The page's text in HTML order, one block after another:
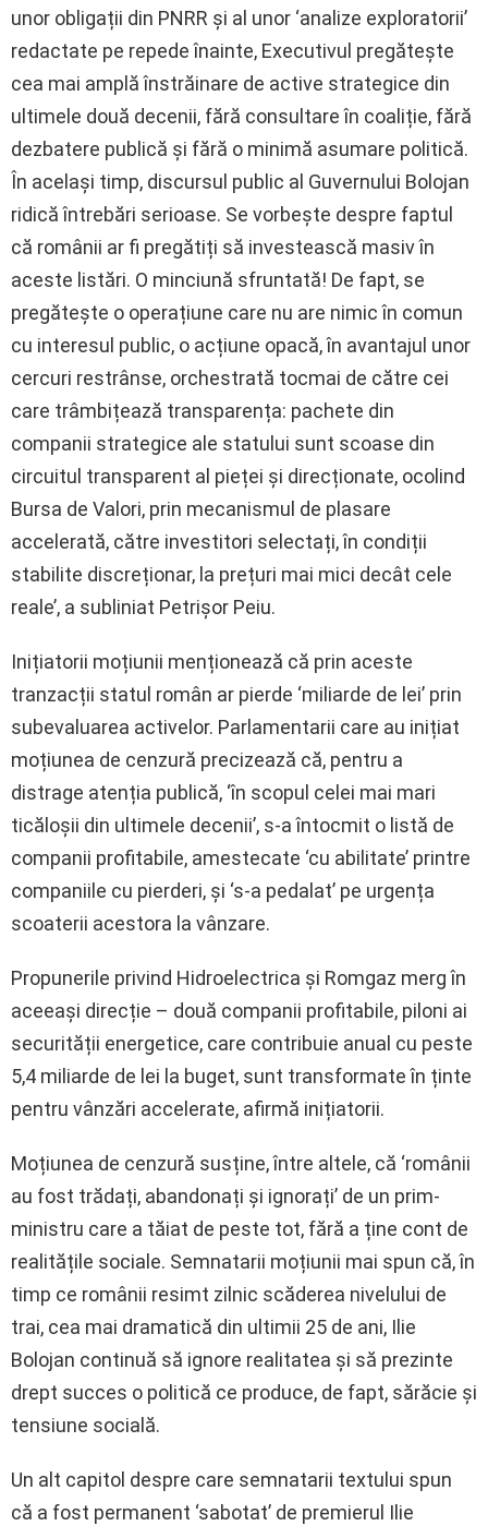
unor obligații din PNRR și al unor ‘analize exploratorii’
redactate pe repede înainte, Executivul pregătește
cea mai amplă înstrăinare de active strategice din
ultimele două decenii, fără consultare în coaliție, fără
dezbatere publică și fără o minimă asumare politică.
În același timp, discursul public al Guvernului Bolojan
ridică întrebări serioase. Se vorbește despre faptul
că românii ar fi pregătiți să investească masiv în
aceste listări. O minciună sfruntată! De fapt, se
pregătește o operațiune care nu are nimic în comun
cu interesul public, o acțiune opacă, în avantajul unor
cercuri restrânse, orchestrată tocmai de către cei
care trâmbițează transparența: pachete din
companii strategice ale statului sunt scoase din
circuitul transparent al pieței și direcționate, ocolind
Bursa de Valori, prin mecanismul de plasare
accelerată, către investitori selectați, în condiții
stabilite discreționar, la prețuri mai mici decât cele
reale’, a subliniat Petrișor Peiu.
Inițiatorii moțiunii menționează că prin aceste
tranzacții statul român ar pierde ‘miliarde de lei’ prin
subevaluarea activelor. Parlamentarii care au inițiat
moțiunea de cenzură precizează că, pentru a
distrage atenția publică, ‘în scopul celei mai mari
ticăloșii din ultimele decenii’, s-a întocmit o listă de
companii profitabile, amestecate ‘cu abilitate’ printre
companiile cu pierderi, și ‘s-a pedalat’ pe urgența
scoaterii acestora la vânzare.
Propunerile privind Hidroelectrica și Romgaz merg în
aceeași direcție – două companii profitabile, piloni ai
securității energetice, care contribuie anual cu peste
5,4 miliarde de lei la buget, sunt transformate în ținte
pentru vânzări accelerate, afirmă inițiatorii.
Moțiunea de cenzură susține, între altele, că ‘românii
au fost trădați, abandonați și ignorați’ de un prim-
ministru care a tăiat de peste tot, fără a ține cont de
realitățile sociale. Semnatarii moțiunii mai spun că, în
timp ce românii resimt zilnic scăderea nivelului de
trai, cea mai dramatică din ultimii 25 de ani, Ilie
Bolojan continuă să ignore realitatea și să prezinte
drept succes o politică ce produce, de fapt, sărăcie și
tensiune socială.
Un alt capitol despre care semnatarii textului spun
că a fost permanent ‘sabotat’ de premierul Ilie